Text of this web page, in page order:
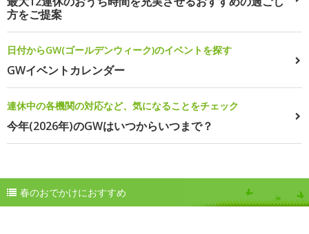
方をご提案
日付からGW(ゴールデンウィーク)のイベントを探す
GWイベントカレンダー
連休中の各機関の対応など、気になることをチェック
今年(2026年)のGWはいつからいつまで？
春のおでかけにおすすめ